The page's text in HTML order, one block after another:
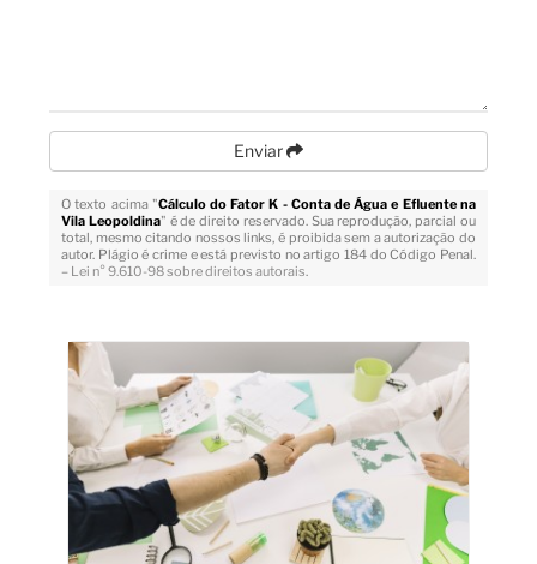
Enviar
O texto acima "Cálculo do Fator K - Conta de Água e Efluente na
Vila Leopoldina" é de direito reservado. Sua reprodução, parcial ou
total, mesmo citando nossos links, é proibida sem a autorização do
autor. Plágio é crime e está previsto no artigo 184 do Código Penal.
– Lei n° 9.610-98 sobre direitos autorais.